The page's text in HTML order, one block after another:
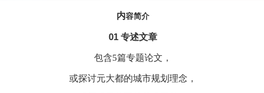
内容简介
01 专述文章
包含5篇专题论文，
或探讨元大都的城市规划理念，